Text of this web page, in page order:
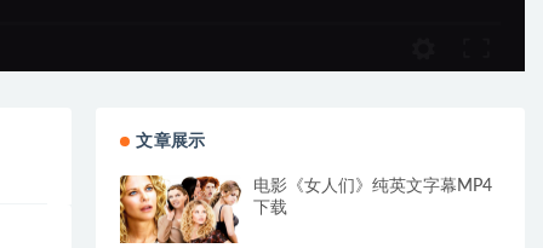
文章展示
电影《女人们》纯英文字幕MP4
下载